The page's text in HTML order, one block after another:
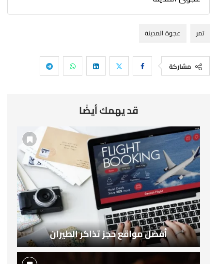
تمر عجوة المدينة
مشاركة
قد يهمك أيضًا
أفضل مواقع حجز تذاكر الطيران